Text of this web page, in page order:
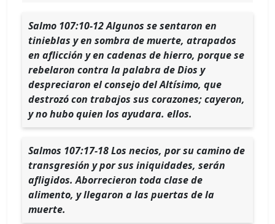
Salmo 107:10-12 Algunos se sentaron en
tinieblas y en sombra de muerte, atrapados
en aflicción y en cadenas de hierro, porque se
rebelaron contra la palabra de Dios y
despreciaron el consejo del Altísimo, que
destrozó con trabajos sus corazones; cayeron,
y no hubo quien los ayudara. ellos.
Salmos 107:17-18 Los necios, por su camino de
transgresión y por sus iniquidades, serán
afligidos. Aborrecieron toda clase de
alimento, y llegaron a las puertas de la
muerte.